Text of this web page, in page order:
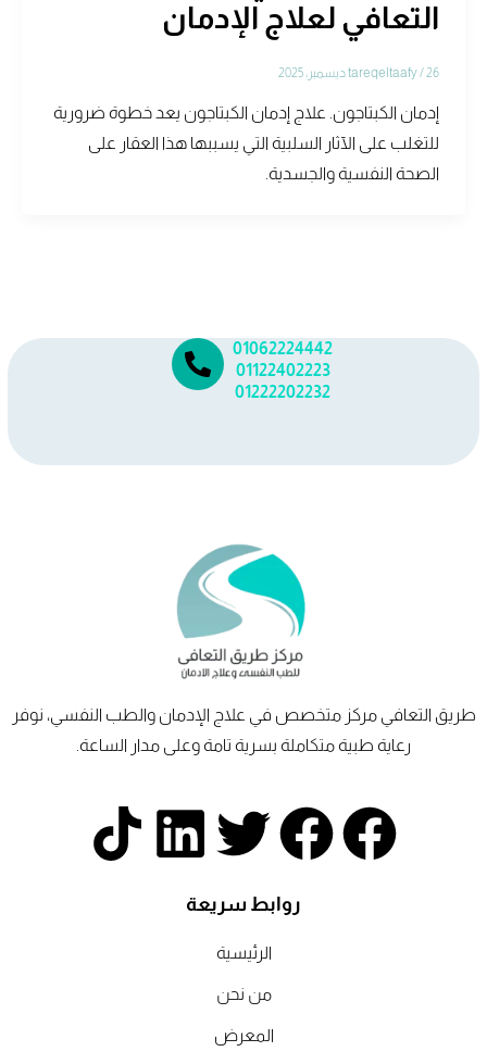
التعافي لعلاج الإدمان
tareqeltaafy/ 26 ديسمبر، 2025
إدمان الكبتاجون. علاج إدمان الكبتاجون يعد خطوة ضرورية
للتغلب على الآثار السلبية التي يسببها هذا العقار على
الصحة النفسية والجسدية.
01062224442
01122402223
01222202232
طريق التعافي مركز متخصص في علاج الإدمان والطب النفسي، نوفر
رعاية طبية متكاملة بسرية تامة وعلى مدار الساعة.
F
F
a
T
w
i
t
L
T
روابط سريعة
الرئيسية
من نحن
المعرض